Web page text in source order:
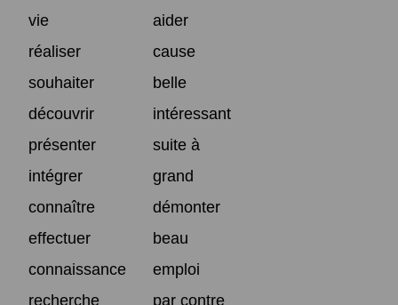
vie
aider
réaliser
cause
souhaiter
belle
découvrir
intéressant
présenter
suite à
intégrer
grand
connaître
démonter
effectuer
beau
connaissance
emploi
recherche
par contre